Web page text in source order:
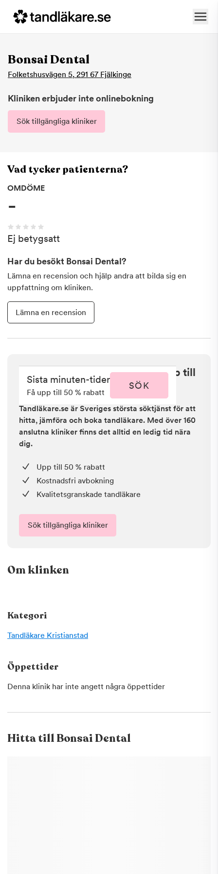
Bonsai Dental
Folketshusvägen 5, 291 67 Fjälkinge
Kliniken erbjuder inte onlinebokning
Sök tillgängliga kliniker
Vad tycker patienterna?
OMDÖME
-
Ej betygsatt
Har du besökt Bonsai Dental?
Lämna en recension och hjälp andra att bilda sig en
uppfattning om kliniken.
Lämna en recension
Sista minuten i Fjälkinge - få upp till
50 % rabatt
Tandläkare.se är Sveriges största söktjänst för att
hitta, jämföra och boka tandläkare. Med över 160
anslutna kliniker finns det alltid en ledig tid nära
dig.
Upp till 50 % rabatt
Kostnadsfri avbokning
Kvalitetsgranskade tandläkare
Sök tillgängliga kliniker
Sista minuten-tider
Få upp till 50 % rabatt
SÖK
Om klinken
Kategori
Tandläkare Kristianstad
Öppettider
Denna klinik har inte angett några öppettider
Hitta till Bonsai Dental